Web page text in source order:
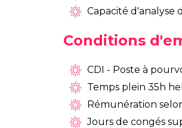
Capacité d'analyse
Conditions
CDI - Poste à
Temps plein 35h
Rémunération
Jours de congés